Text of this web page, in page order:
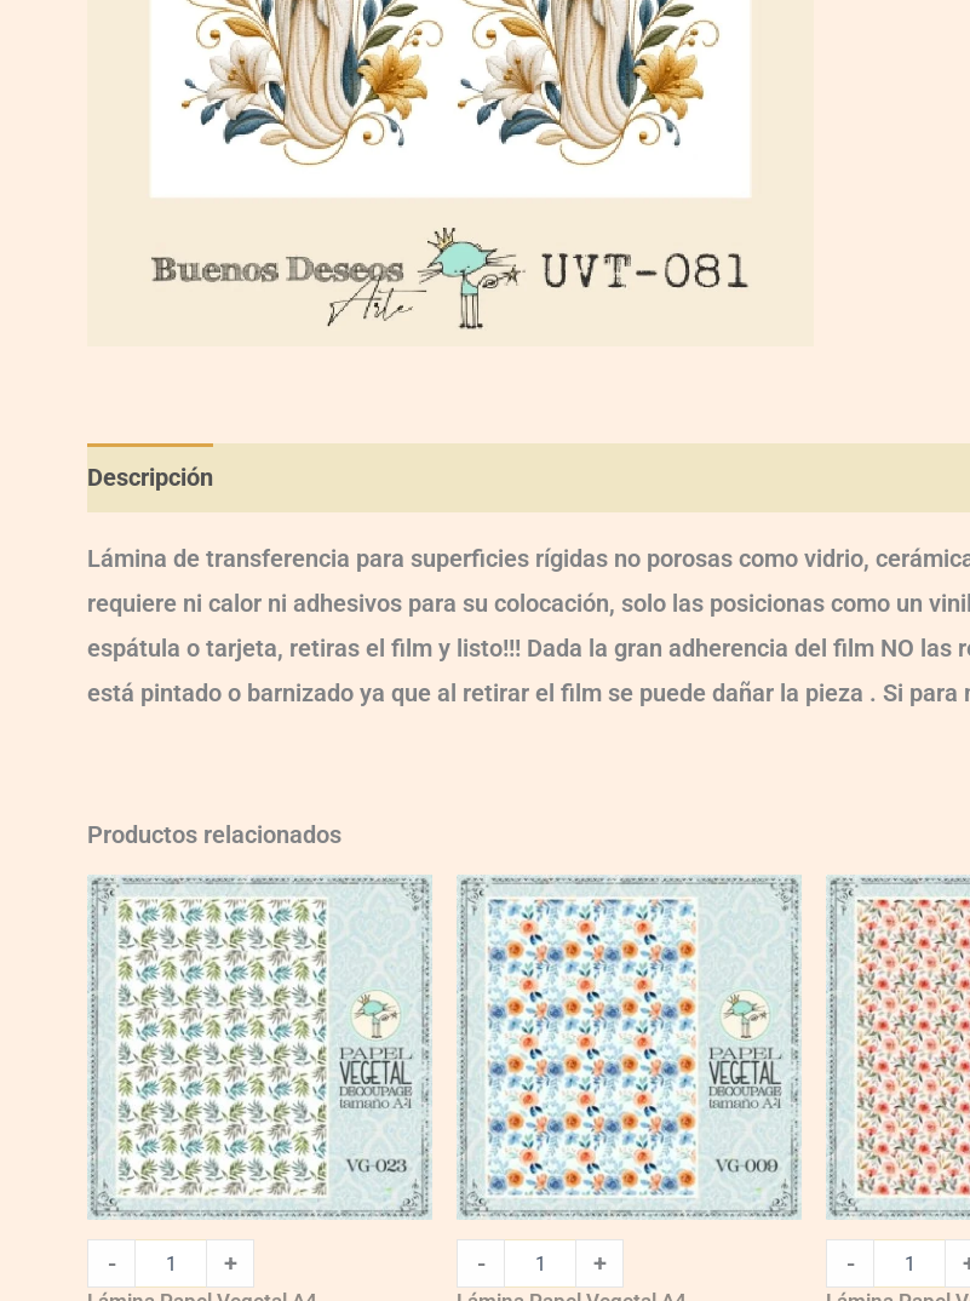
Descripción
Lámina de transferencia para superficies rígidas no porosas como vidrio,
requiere ni calor ni adhesivos para su colocación, solo las posicionas como un
espátula o tarjeta, retiras el film y listo!!! Dada la gran adherencia del film NO las
está pintado o barnizado ya que al retirar el film se puede dañar la pieza . Si
Productos relacionados
VG023
quantity
- +
VG009
quantity
- +
VG003
quantity
-